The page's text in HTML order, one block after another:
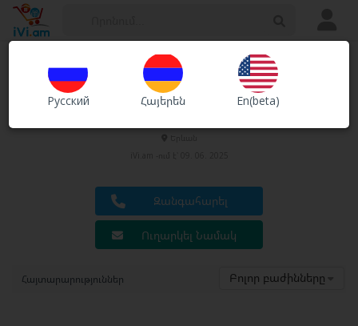
Русский Հայերեն En(beta)
Հայտարարություններ
Խանութներ
Զանգահարել
Ուղարկել Նամակ
Հայտարարություններ Բոլոր բաժինները